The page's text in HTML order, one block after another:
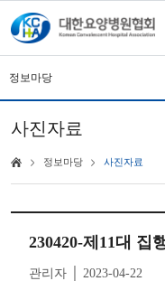
정보마당
사진자료
정보마당 사진자료
230420-제11대 집
관리자 │ 2023-04-22